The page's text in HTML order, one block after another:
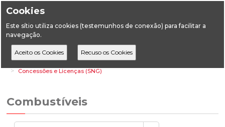
Cookies
Este sítio utiliza cookies (testemunhos de conexão) para facilitar a
navegação.
HomeÁreas Setoriais Energia
Combustíveis
Concessões e Licenças (SNG)
Combustíveis